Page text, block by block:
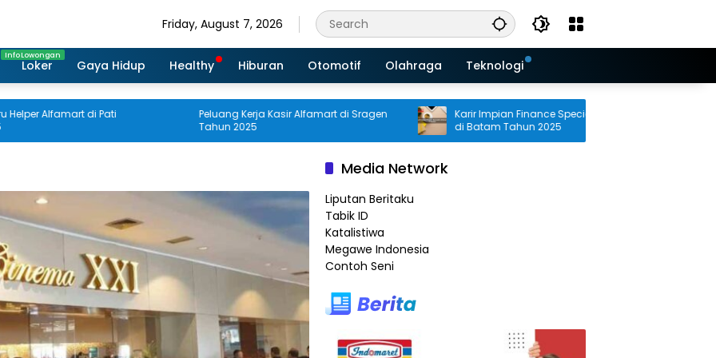
Friday, August 7, 2026
Loker Gaya Hidup Healthy Hiburan Otomotif Olahraga Teknologi
Alfamart di Pati
Peluang Kerja Kasir Alfamart di Sragen
Tahun 2025
Karir Impian Finance Specialist Alfamart
di Batam Tahun 2025
Media Network
Liputan Beritaku
Tabik ID
Katalistiwa
Megawe Indonesia
Contoh Seni